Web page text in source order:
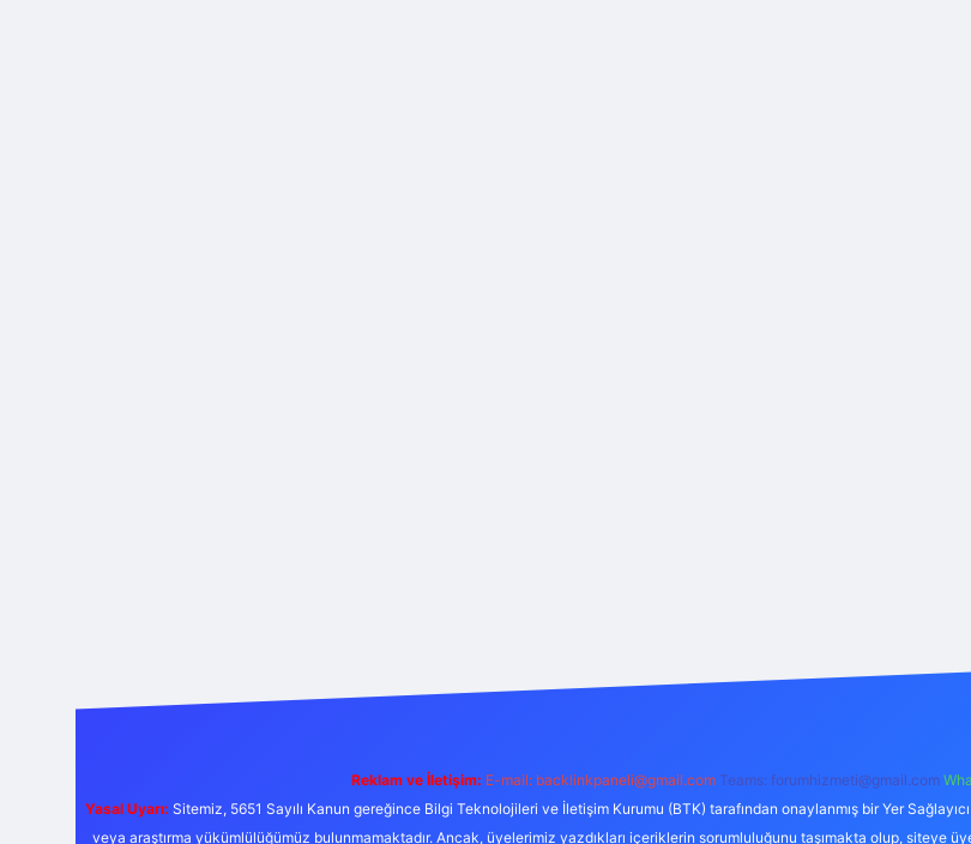
Reklam ve İletişim: E-mail: backlinkpaneli@gmail.com Teams: forumhizmeti@gmail.com
Yasal Uyarı: Sitemiz, 5651 Sayılı Kanun gereğince Bilgi Teknolojileri ve İletişim Kurumu (BTK) tarafından onaylanmış bir Yer
veya araştırma yükümlülüğümüz bulunmamaktadır. Ancak, üyelerimiz yazdıkları içeriklerin sorumluluğunu taşımakta olup, siteye